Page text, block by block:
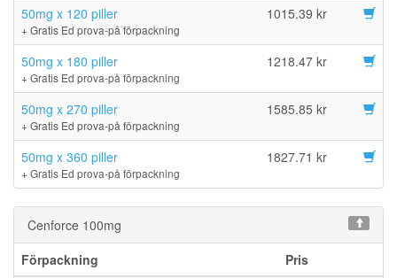
50mg x 120 piller
+ Gratis Ed prova-på förpackning
1015.39 kr
50mg x 180 piller
+ Gratis Ed prova-på förpackning
1218.47 kr
50mg x 270 piller
+ Gratis Ed prova-på förpackning
1585.85 kr
50mg x 360 piller
+ Gratis Ed prova-på förpackning
1827.71 kr
Cenforce 100mg
Förpackning
Pris